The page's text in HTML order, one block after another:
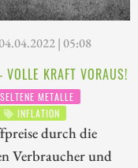
| 05:08
KRAFT VORAUS!
SELTENE METALLE
INFLATION
durch die
Verbraucher und